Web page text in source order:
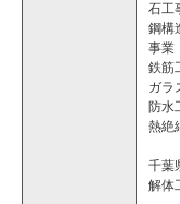
石
鋼
事業
鉄
ガ
防
熱
千葉
解体